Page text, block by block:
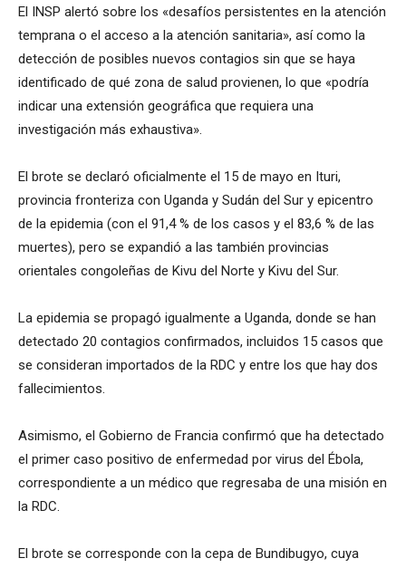
El INSP alertó sobre los «desafíos persistentes en la atención
temprana o el acceso a la atención sanitaria», así como la
detección de posibles nuevos contagios sin que se haya
identificado de qué zona de salud provienen, lo que «podría
indicar una extensión geográfica que requiera una
investigación más exhaustiva».
El brote se declaró oficialmente el 15 de mayo en Ituri,
provincia fronteriza con Uganda y Sudán del Sur y epicentro
de la epidemia (con el 91,4 % de los casos y el 83,6 % de las
muertes), pero se expandió a las también provincias
orientales congoleñas de Kivu del Norte y Kivu del Sur.
La epidemia se propagó igualmente a Uganda, donde se han
detectado 20 contagios confirmados, incluidos 15 casos que
se consideran importados de la RDC y entre los que hay dos
fallecimientos.
Asimismo, el Gobierno de Francia confirmó que ha detectado
el primer caso positivo de enfermedad por virus del Ébola,
correspondiente a un médico que regresaba de una misión en
la RDC.
El brote se corresponde con la cepa de Bundibugyo, cuya